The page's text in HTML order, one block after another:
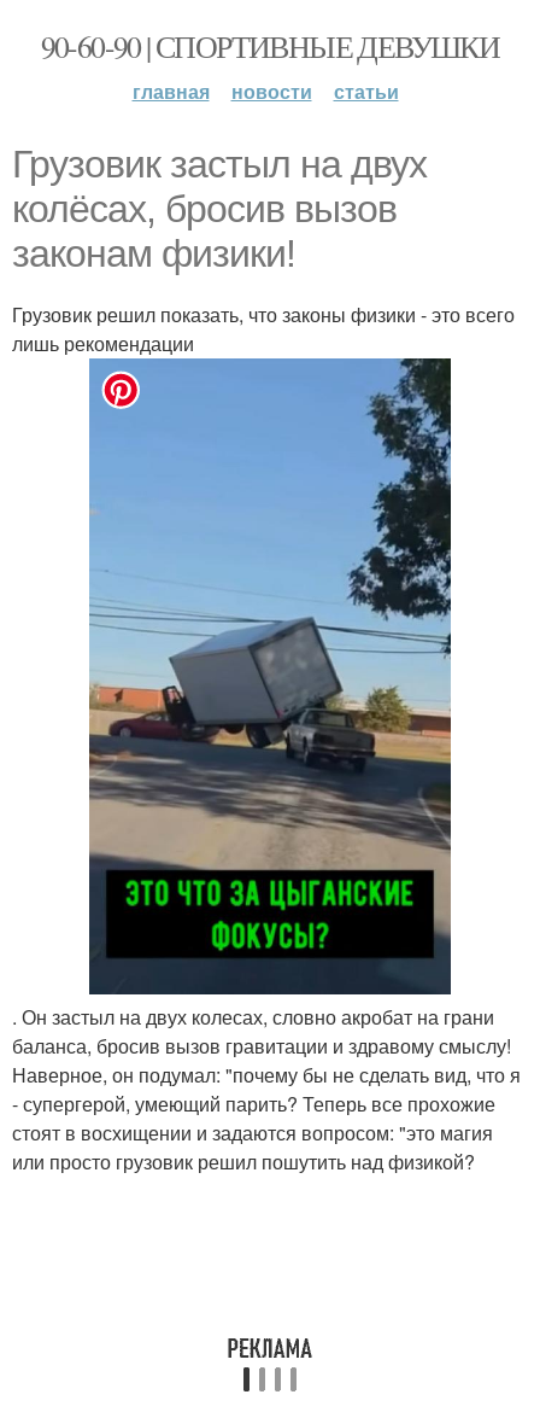
90-60-90 | СПОРТИВНЫЕ ДЕВУШКИ
главная новости статьи
Грузовик застыл на двух
колёсах, бросив вызов
законам физики!
Грузовик решил показать, что законы физики - это всего
лишь рекомендации
. Он застыл на двух колесах, словно акробат на грани
баланса, бросив вызов гравитации и здравому смыслу!
Наверное, он подумал: "почему бы не сделать вид, что я
- супергерой, умеющий парить? Теперь все прохожие
стоят в восхищении и задаются вопросом: "это магия
или просто грузовик решил пошутить над физикой?